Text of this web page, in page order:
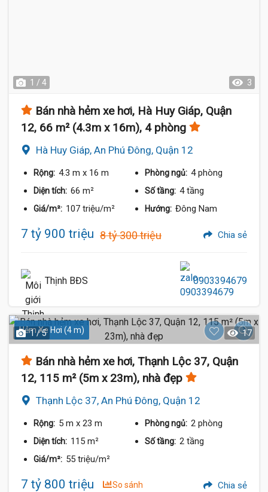
1 / 4 3
Bán nhà hẻm xe hơi, Hà Huy Giáp, Quận
12, 66 m² (4.3m x 16m), 4 phòng
Hà Huy Giáp, An Phú Đông, Quận 12
Rộng: 4.3 m x 16 m Phòng ngủ: 4 phòng
Diện tích: 66 m² Số tầng: 4 tầng
Giá/m²: 107 triệu/m² Hướng: Đông Nam
7 tỷ 900 triệu 8 tỷ 300 triệu Chia sẻ
Thịnh BĐS 0903394679
Hẻm Xe Hơi (4 m)
1 / 5 17
Bán nhà hẻm xe hơi, Thạnh Lộc 37, Quận
12, 115 m² (5m x 23m), nhà đẹp
Thạnh Lộc 37, An Phú Đông, Quận 12
Rộng: 5 m x 23 m Phòng ngủ: 2 phòng
Diện tích: 115 m² Số tầng: 2 tầng
Giá/m²: 55 triệu/m²
7 tỷ 800 triệu So sánh Chia sẻ